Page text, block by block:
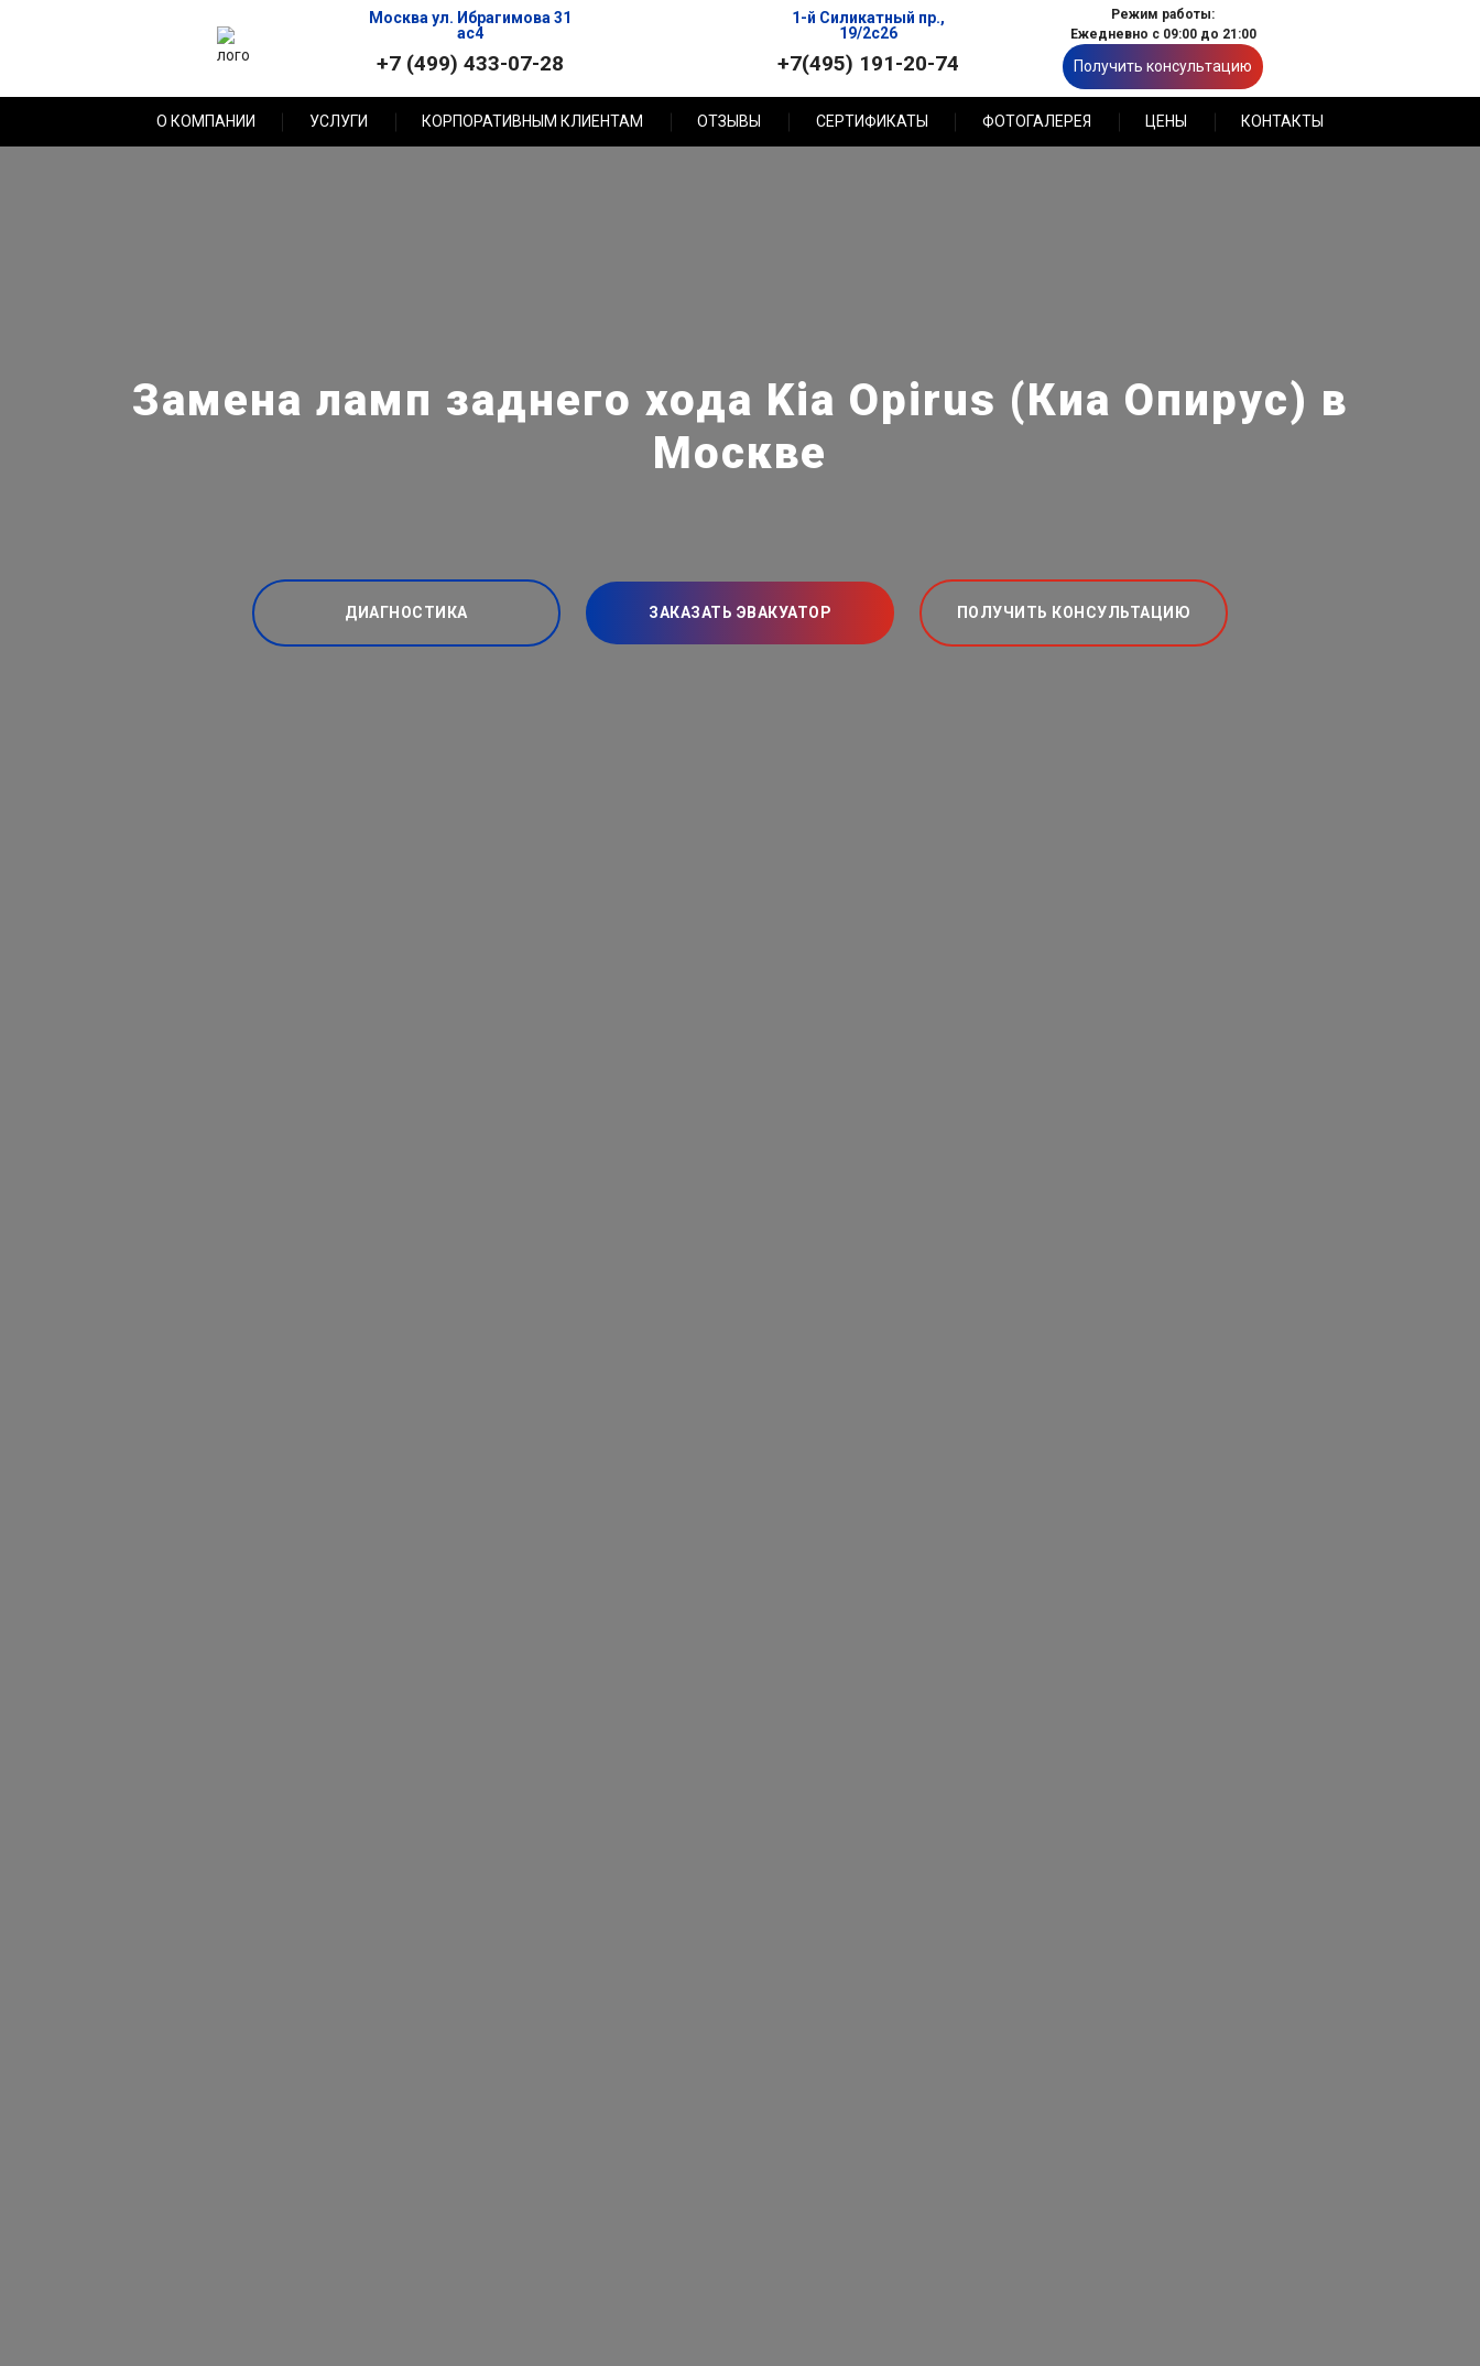
Москва ул. Ибрагимова 31
ас4
+7 (499) 433-07-28
1-й Силикатный пр.,
19/2с26
+7(495) 191-20-74
Режим работы:
Ежедневно с 09:00 до 21:00
Получить консультацию
О КОМПАНИИ УСЛУГИ КОРПОРАТИВНЫМ КЛИЕНТАМ ОТЗЫВЫ СЕРТИФИКАТЫ ФОТОГАЛЕРЕЯ ЦЕНЫ КОНТАКТЫ
Замена ламп заднего хода Kia Opirus (Киа Опирус) в
Москве
ДИАГНОСТИКА ЗАКАЗАТЬ ЭВАКУАТОР ПОЛУЧИТЬ КОНСУЛЬТАЦИЮ